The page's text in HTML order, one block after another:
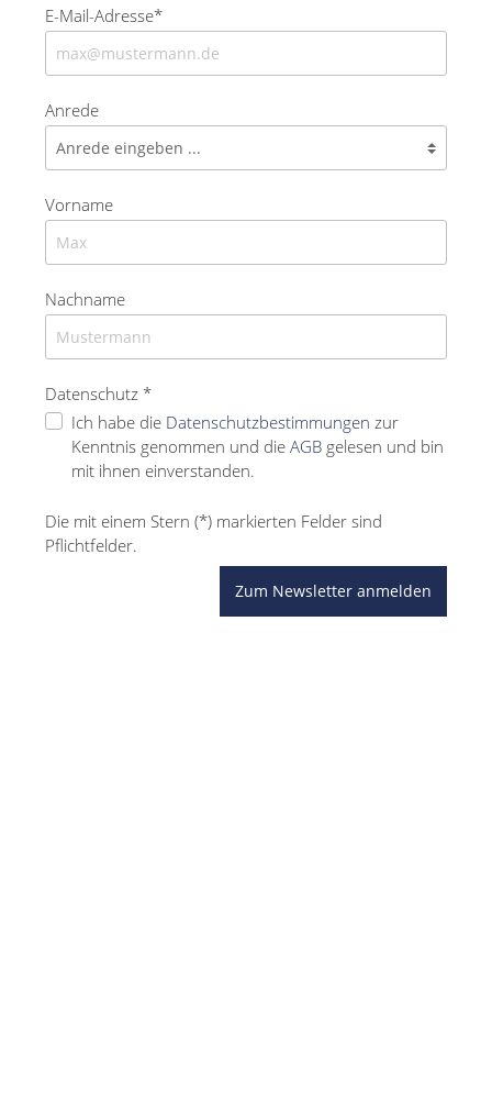
E-Mail-Adresse*
Anrede
Vorname
Nachname
Datenschutz *
Ich habe die Datenschutzbestimmungen zur
Kenntnis genommen und die AGB gelesen und bin
mit ihnen einverstanden.
Die mit einem Stern (*) markierten Felder sind
Pflichtfelder.
Zum Newsletter anmelden